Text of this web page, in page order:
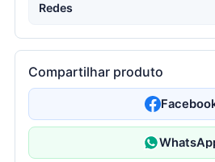
Redes
Compartilhar produto